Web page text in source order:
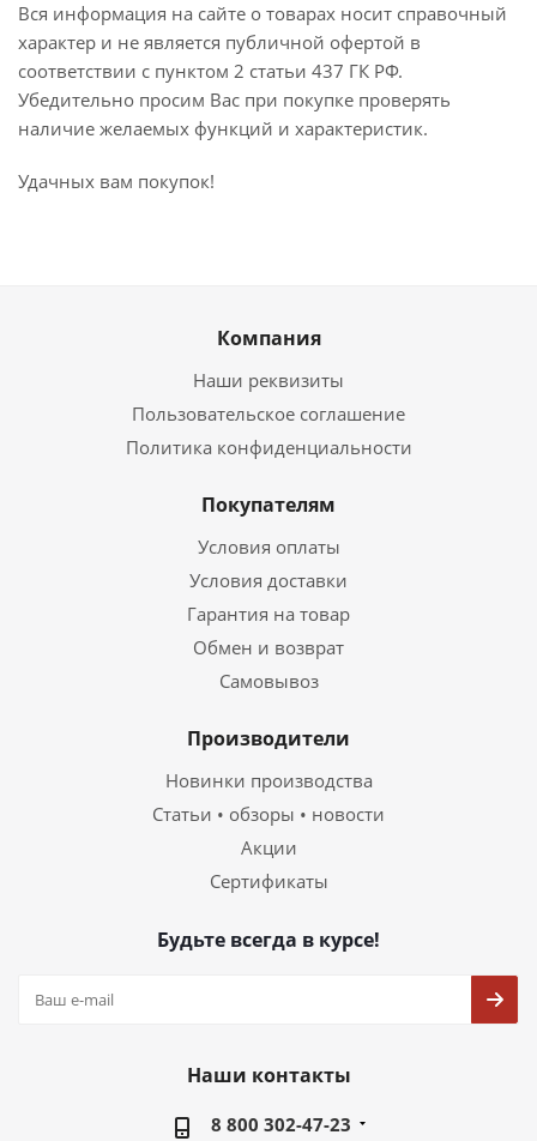
Вся информация на сайте о товарах носит справочный
характер и не является публичной офертой в
соответствии с пунктом 2 статьи 437 ГК РФ.
Убедительно просим Вас при покупке проверять
наличие желаемых функций и характеристик.
Удачных вам покупок!
Компания
Наши реквизиты
Пользовательское соглашение
Политика конфиденциальности
Покупателям
Условия оплаты
Условия доставки
Гарантия на товар
Обмен и возврат
Самовывоз
Производители
Новинки производства
Статьи • обзоры • новости
Акции
Сертификаты
Будьте всегда в курсе!
Наши контакты
8 800 302-47-23